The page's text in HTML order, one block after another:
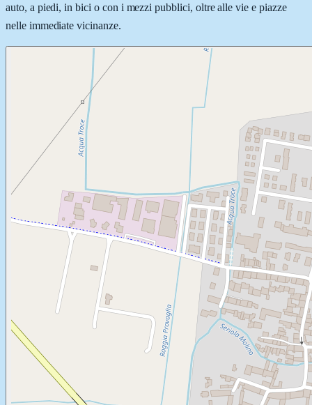
auto, a piedi, in bici o con i mezzi pubblici, oltre alle vie e piazze
nelle immediate vicinanze.